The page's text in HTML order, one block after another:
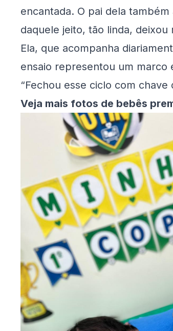
encantada. O pai dela
daquele jeito, tão linda, deixou
Ela, que acompanha
ensaio representou um marco
“Fechou esse ciclo com chave
Veja mais fotos de bebês